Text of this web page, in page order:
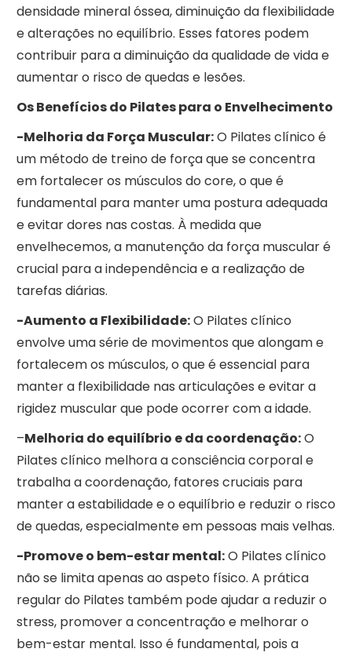
densidade mineral óssea, diminuição da flexibilidade
e alterações no equilíbrio. Esses fatores podem
contribuir para a diminuição da qualidade de vida e
aumentar o risco de quedas e lesões.
Os Benefícios do Pilates para o Envelhecimento
-Melhoria da Força Muscular:O Pilates clínico é
um método de treino de força que se concentra
em fortalecer os músculos do core, o que é
fundamental para manter uma postura adequada
e evitar dores nas costas. À medida que
envelhecemos, a manutenção da força muscular é
crucial para a independência e a realização de
tarefas diárias.
-Aumento a Flexibilidade:O Pilates clínico
envolve uma série de movimentos que alongam e
fortalecem os músculos, o que é essencial para
manter a flexibilidade nas articulações e evitar a
rigidez muscular que pode ocorrer com a idade.
–Melhoria do equilíbrio e da coordenação:O
Pilates clínico melhora a consciência corporal e
trabalha a coordenação, fatores cruciais para
manter a estabilidade e o equilíbrio e reduzir o risco
de quedas, especialmente em pessoas mais velhas.
-Promove o bem-estar mental:O Pilates clínico
não se limita apenas ao aspeto físico. A prática
regular do Pilates também pode ajudar a reduzir o
stress, promover a concentração e melhorar o
bem-estar mental. Isso é fundamental, pois a